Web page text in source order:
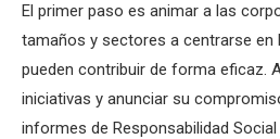
El primer paso es animar a las
tamaños y sectores a centrarse en
pueden contribuir de forma eficaz.
iniciativas y anunciar su
informes de Responsabilidad Social